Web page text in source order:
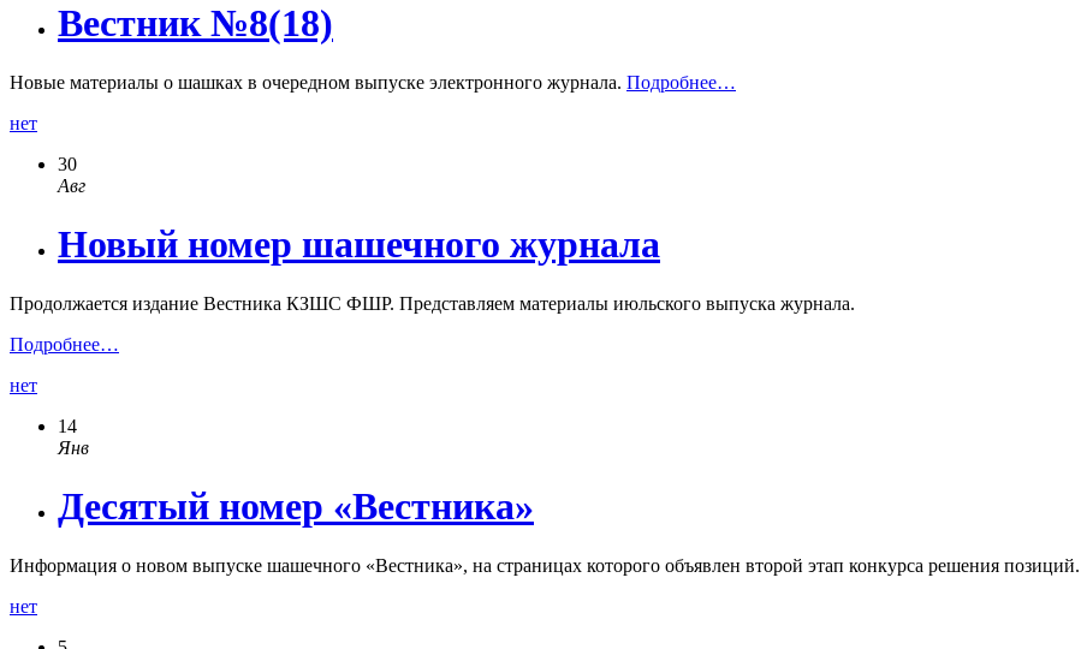
Вестник №8(18)
Новые материалы о шашках в очередном выпуске электронного журнала. Подробнее…
нет
30
Авг
Новый номер шашечного журнала
Продолжается издание Вестника КЗШС ФШР. Представляем материалы июльского выпуска журнала.
Подробнее…
нет
14
Янв
Десятый номер «Вестника»
Информация о новом выпуске шашечного «Вестника», на страницах которого объявлен второй этап конкурса решения позиций.
нет